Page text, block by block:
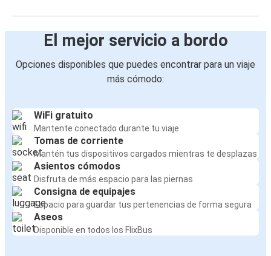
El mejor servicio a bordo
Opciones disponibles que puedes encontrar para un viaje
más cómodo:
WiFi gratuito
Mantente conectado durante tu viaje
Tomas de corriente
Mantén tus dispositivos cargados mientras te desplazas
Asientos cómodos
Disfruta de más espacio para las piernas
Consigna de equipajes
Espacio para guardar tus pertenencias de forma segura
Aseos
Disponible en todos los FlixBus